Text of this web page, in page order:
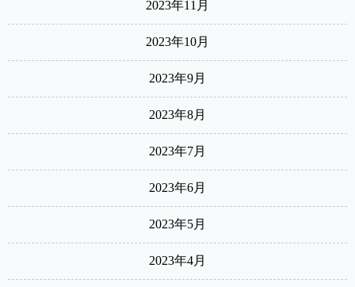
2023年11月
2023年10月
2023年9月
2023年8月
2023年7月
2023年6月
2023年5月
2023年4月